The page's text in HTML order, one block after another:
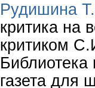
Рудишина
критика на
критиком
газета для